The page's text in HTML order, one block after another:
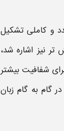
و کاملی تشکیل
نیز اشاره شد،
شفافیت بیشتر
درگام به گام زبان